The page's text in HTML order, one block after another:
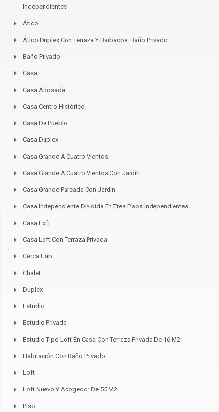
Independientes
Ático
Ático Duplex Con Terraza Y Barbacoa. Baño Privado
Baño Privado
Casa
Casa Adosada
Casa Centro Histórico
Casa De Pueblo
Casa Duplex
Casa Grande A Cuatro Vientos
Casa Grande A Cuatro Vientos Con Jardín
Casa Grande Pareada Con Jardín
Casa Independiente Dividida En Tres Pisos Independientes
Casa Loft
Casa Loft Con Terraza Privada
Cerca Uab
Chalet
Duplex
Estudio
Estudio Privado
Estudio Tipo Loft En Casa Con Terraza Privada De 16 M2
Habitación Con Baño Privado
Loft
Loft Nuevo Y Acogedor De 55 M2
Piso